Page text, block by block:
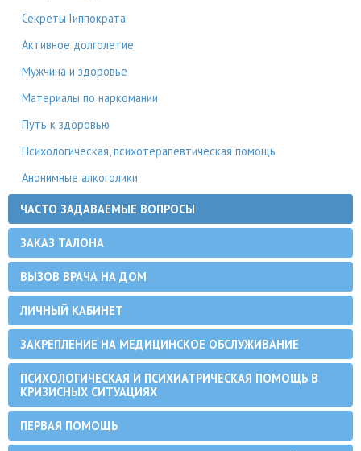
Секреты Гиппократа
Активное долголетие
Мужчина и здоровье
Материалы по наркомании
Путь к здоровью
Психологическая, психотерапевтическая помощь
Анонимные алкоголики
ЧАСТО ЗАДАВАЕМЫЕ ВОПРОСЫ
ЗАКАЗ ТАЛОНА
ВЫЗОВ ВРАЧА НА ДОМ
ЛИЧНЫЙ КАБИНЕТ
ЗАКРЕПЛЕНИЕ НА МЕДИЦИНСКОЕ ОБСЛУЖИВАНИЕ
ПСИХОЛОГИЧЕСКАЯ И ПСИХИАТРИЧЕСКАЯ ПОМОЩЬ В
КРИЗИСНЫХ СИТУАЦИЯХ
ПЕРВАЯ ПОМОЩЬ